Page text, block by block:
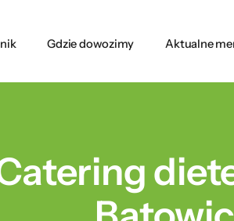
Gdzie dowozimy Aktualne